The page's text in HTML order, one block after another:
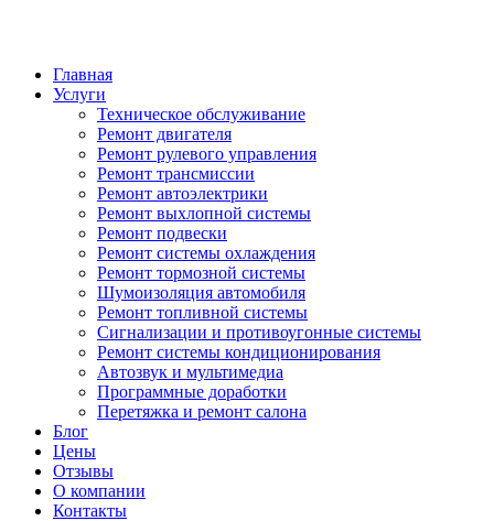
Главная
Услуги
Техническое обслуживание
Ремонт двигателя
Ремонт рулевого управления
Ремонт трансмиссии
Ремонт автоэлектрики
Ремонт выхлопной системы
Ремонт подвески
Ремонт системы охлаждения
Ремонт тормозной системы
Шумоизоляция автомобиля
Ремонт топливной системы
Сигнализации и противоугонные системы
Ремонт системы кондиционирования
Автозвук и мультимедиа
Программные доработки
Перетяжка и ремонт салона
Блог
Цены
Отзывы
О компании
Контакты